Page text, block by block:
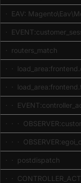
· EAV:
·
· routers_match
· ·
· ·
· ·
· · ·
· · ·
· · postdispatch
· ·